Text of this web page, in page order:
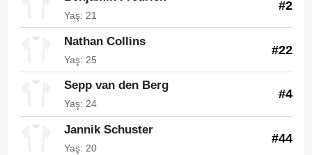
Yaş: 21
#2
Nathan Collins
Yaş: 25
#22
Sepp van den Berg
Yaş: 24
#4
Jannik Schuster
Yaş: 20
#44